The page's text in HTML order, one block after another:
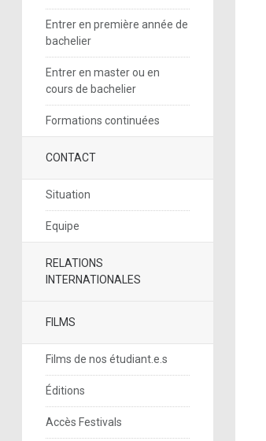
Entrer en première année de
bachelier
Entrer en master ou en
cours de bachelier
Formations continuées
CONTACT
Situation
Equipe
RELATIONS
INTERNATIONALES
FILMS
Films de nos étudiant.e.s
Éditions
Accès Festivals